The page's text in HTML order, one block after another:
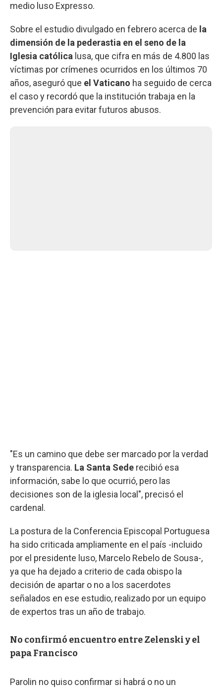
medio luso Expresso.
Sobre el estudio divulgado en febrero acerca de la
dimensión de la pederastia en el seno de la
Iglesia católica lusa, que cifra en más de 4.800 las
víctimas por crímenes ocurridos en los últimos 70
años, aseguró que el Vaticano ha seguido de cerca
el caso y recordó que la institución trabaja en la
prevención para evitar futuros abusos.
"Es un camino que debe ser marcado por la verdad
y transparencia. La Santa Sede recibió esa
información, sabe lo que ocurrió, pero las
decisiones son de la iglesia local", precisó el
cardenal.
La postura de la Conferencia Episcopal Portuguesa
ha sido criticada ampliamente en el país -incluido
por el presidente luso, Marcelo Rebelo de Sousa-,
ya que ha dejado a criterio de cada obispo la
decisión de apartar o no a los sacerdotes
señalados en ese estudio, realizado por un equipo
de expertos tras un año de trabajo.
No confirmó encuentro entre Zelenski y el
papa Francisco
Parolin no quiso confirmar si habrá o no un